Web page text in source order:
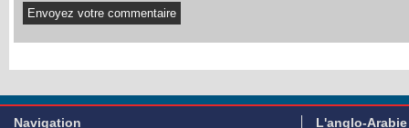
Navigation L'anglo-Arabie